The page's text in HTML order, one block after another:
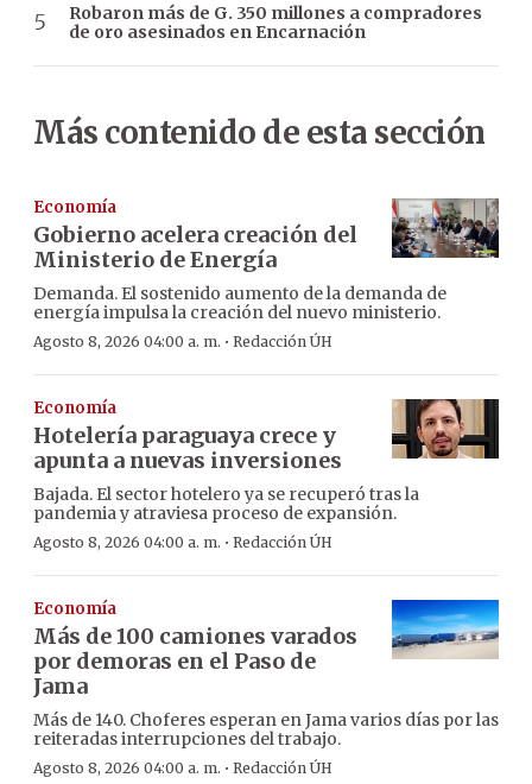
Robaron más de G. 350 millones a compradores
de oro asesinados en Encarnación
Más contenido de esta sección
Economía
Gobierno acelera creación del
Ministerio de Energía
Demanda. El sostenido aumento de la demanda de
energía impulsa la creación del nuevo ministerio.
Agosto 8, 2026 04:00 a. m. · Redacción ÚH
Economía
Hotelería paraguaya crece y
apunta a nuevas inversiones
Bajada. El sector hotelero ya se recuperó tras la
pandemia y atraviesa proceso de expansión.
Agosto 8, 2026 04:00 a. m. · Redacción ÚH
Economía
Más de 100 camiones varados
por demoras en el Paso de
Jama
Más de 140. Choferes esperan en Jama varios días por las
reiteradas interrupciones del trabajo.
Agosto 8, 2026 04:00 a. m. · Redacción ÚH